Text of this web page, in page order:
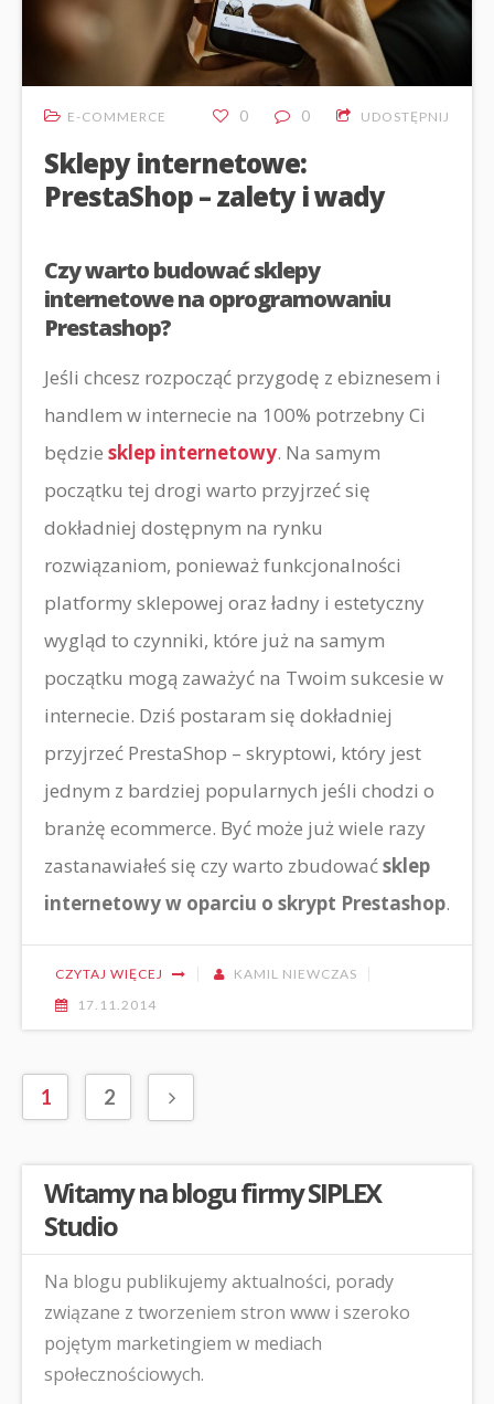
E-COMMERCE 0 0 UDOSTĘPNIJ
Sklepy internetowe:
PrestaShop – zalety i wady
Czy warto budować sklepy
internetowe na oprogramowaniu
Prestashop?
Jeśli chcesz rozpocząć przygodę z e­biznesem i
handlem w internecie na 100% potrzebny Ci
będzie sklep internetowy. Na samym
początku tej drogi warto przyjrzeć się
dokładniej dostępnym na rynku
rozwiązaniom, ponieważ funkcjonalności
platformy sklepowej oraz ładny i estetyczny
wygląd to czynniki, które już na samym
początku mogą zaważyć na Twoim sukcesie w
internecie. Dziś postaram się dokładniej
przyjrzeć PrestaShop – skryptowi, który jest
jednym z bardziej popularnych jeśli chodzi o
branżę ecommerce. Być może już wiele razy
zastanawiałeś się czy warto zbudowaćsklep
internetowy w oparciu o skrypt Prestashop.
CZYTAJ WIĘCEJ
KAMIL NIEWCZAS
17.11.2014
1 2
Witamy na blogu firmy SIPLEX
Studio
Na blogu publikujemy aktualności, porady
związane z tworzeniem stron www i szeroko
pojętym marketingiem w mediach
społecznościowych.